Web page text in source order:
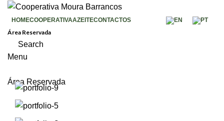
HOMECOOPERATIVAAZEITECONTACTOS
Área Reservada
Search
Menu
Área Reservada